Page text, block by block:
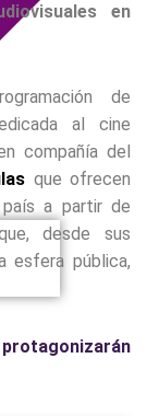
en
de
al cine
compañía del
que ofrecen
a partir de
desde sus
esfera pública,